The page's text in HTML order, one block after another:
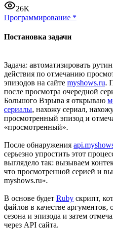
26K
Программирование *
Постановка задачи
Задача: автоматизировать
действия по отмечанию
эпизодов на сайте myshows.ru.
после просмотра очередной
Большого Взрыва я открываю
сериалы, нахожу сериал,
просмотренный эпизод и
«просмотренный».
После обнаружения
серьезно упростить этот
выглядело так: вызываем
что просмотренной серией и
myshows.ru».
В основе будет Ruby скрипт,
файлов в качестве аргументов,
сезона и эпизода и затем
через API сайта.